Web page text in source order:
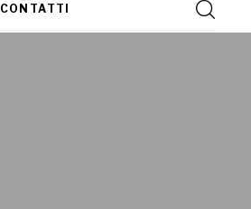
CONTATTI